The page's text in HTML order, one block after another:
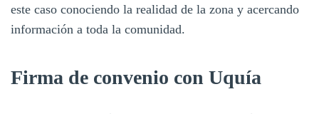
este caso conociendo la realidad de la zona y acercando
información a toda la comunidad.
Firma de convenio con Uquía